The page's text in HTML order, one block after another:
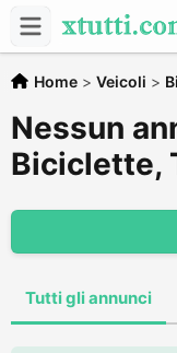
Home > Veicoli >
Nessun
Biciclette,
Tutti gli annunci